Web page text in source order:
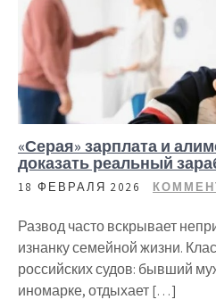
«Серая» зарплата и
доказать реальный
18 ФЕВРАЛЯ 2026
Развод часто вскрывает
изнанку семейной жизни.
российских судов: бывший
иномарке, отдыхает […]